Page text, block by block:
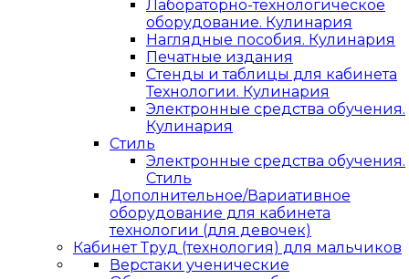
Лабораторно-технологическое
оборудование. Кулинария
Наглядные пособия. Кулинария
Печатные издания
Стенды и таблицы для кабинета
Технологии. Кулинария
Электронные средства обучения.
Кулинария
Стиль
Электронные средства обучения.
Стиль
Дополнительное/Вариативное
оборудование для кабинета
технологии (для девочек)
Кабинет Труд (технология) для мальчиков
Верстаки ученические